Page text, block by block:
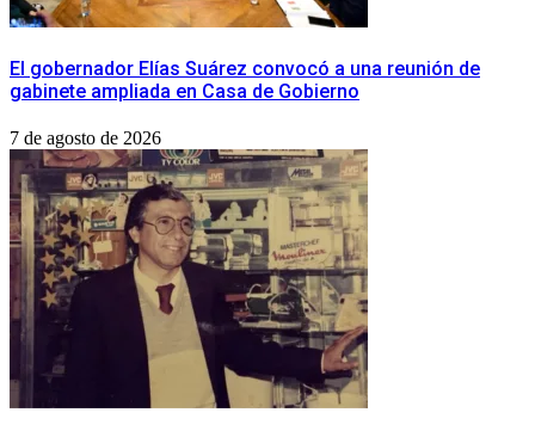
​El gobernador Elías Suárez convocó a una reunión de
gabinete ampliada en Casa de Gobierno
7 de agosto de 2026